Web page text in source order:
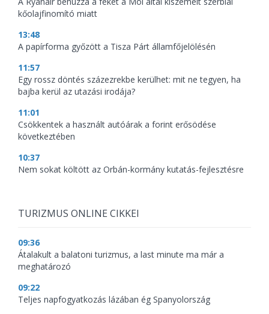
kőolajfinomító miatt
13:48
A papírforma győzött a Tisza Párt államfőjelölésén
11:57
Egy rossz döntés százezrekbe kerülhet: mit ne tegyen, ha
bajba kerül az utazási irodája?
11:01
Csökkentek a használt autóárak a forint erősödése
következtében
10:37
Nem sokat költött az Orbán-kormány kutatás-fejlesztésre
TURIZMUS ONLINE CIKKEI
09:36
Átalakult a balatoni turizmus, a last minute ma már a
meghatározó
09:22
Teljes napfogyatkozás lázában ég Spanyolország